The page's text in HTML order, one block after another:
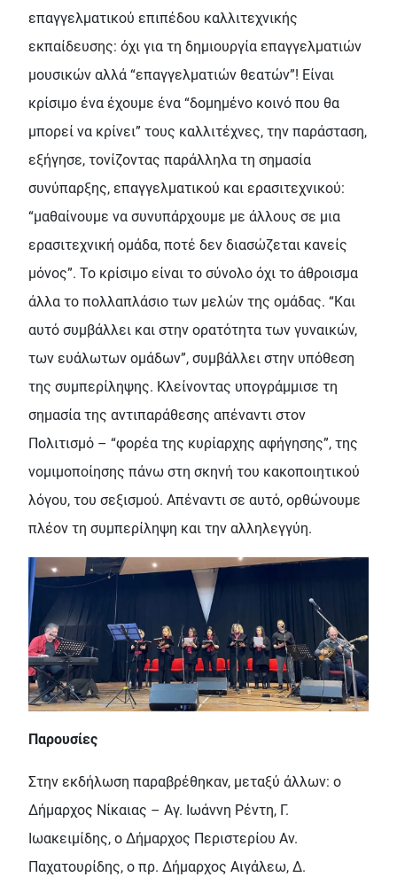
επαγγελματικού επιπέδου καλλιτεχνικής
εκπαίδευσης: όχι για τη δημιουργία επαγγελματιών
μουσικών αλλά “επαγγελματιών θεατών”! Είναι
κρίσιμο ένα έχουμε ένα “δομημένο κοινό που θα
μπορεί να κρίνει” τους καλλιτέχνες, την παράσταση,
εξήγησε, τονίζοντας παράλληλα τη σημασία
συνύπαρξης, επαγγελματικού και ερασιτεχνικού:
“μαθαίνουμε να συνυπάρχουμε με άλλους σε μια
ερασιτεχνική ομάδα, ποτέ δεν διασώζεται κανείς
μόνος”. Το κρίσιμο είναι το σύνολο όχι το άθροισμα
άλλα το πολλαπλάσιο των μελών της ομάδας. “Και
αυτό συμβάλλει και στην ορατότητα των γυναικών,
των ευάλωτων ομάδων”, συμβάλλει στην υπόθεση
της συμπερίληψης. Κλείνοντας υπογράμμισε τη
σημασία της αντιπαράθεσης απέναντι στον
Πολιτισμό – “φορέα της κυρίαρχης αφήγησης”, της
νομιμοποίησης πάνω στη σκηνή του κακοποιητικού
λόγου, του σεξισμού. Απέναντι σε αυτό, ορθώνουμε
πλέον τη συμπερίληψη και την αλληλεγγύη.
Παρουσίες
Στην εκδήλωση παραβρέθηκαν, μεταξύ άλλων: ο
Δήμαρχος Νίκαιας – Αγ. Ιωάννη Ρέντη, Γ.
Ιωακειμίδης, ο Δήμαρχος Περιστερίου Αν.
Παχατουρίδης, ο πρ. Δήμαρχος Αιγάλεω, Δ.